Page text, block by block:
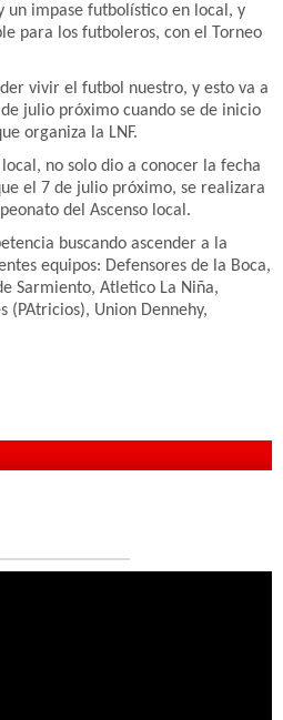
un impase futbolístico en local, y
para los futboleros, con el Torneo
vivir el futbol nuestro, y esto va a
julio próximo cuando se de inicio
organiza la LNF.
no solo dio a conocer la fecha
el 7 de julio próximo, se realizara
del Ascenso local.
buscando ascender a la
equipos: Defensores de la Boca,
Sarmiento, Atletico La Niña,
(PAtricios), Union Dennehy,